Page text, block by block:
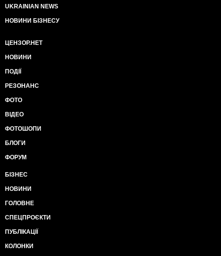
UKRAINIAN NEWS
НОВИНИ БІЗНЕСУ
ЦЕНЗОР.НЕТ
НОВИНИ
ПОДІЇ
РЕЗОНАНС
ФОТО
ВІДЕО
ФОТОШОПИ
БЛОГИ
ФОРУМ
БІЗНЕС
НОВИНИ
ГОЛОВНЕ
СПЕЦПРОЄКТИ
ПУБЛІКАЦІЇ
КОЛОНКИ